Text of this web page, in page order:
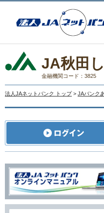
JA秋田
金融機関コード：3825
法人JAネットバンク トップ > JAバンク